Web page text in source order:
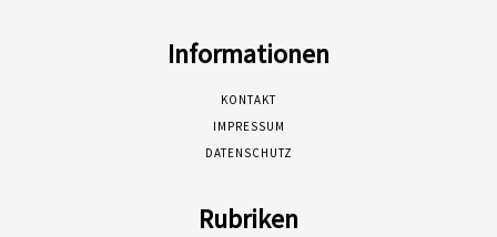
Informationen
KONTAKT
IMPRESSUM
DATENSCHUTZ
Rubriken